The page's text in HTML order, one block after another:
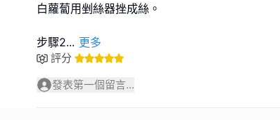
白蘿蔔用剉絲器挫成絲。
步驟2... 更多
評分
發表第一個留言...